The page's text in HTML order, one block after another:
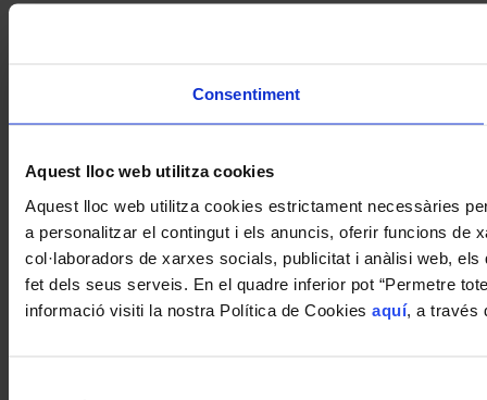
Consentiment
Aquest lloc web utilitza cookies
Aquest lloc web utilitza cookies estrictament necessàries
a personalitzar el contingut i els anuncis, oferir funcions de
col·laboradors de xarxes socials, publicitat i anàlisi web,
fet dels seus serveis. En el quadre inferior pot “Permetre
informació visiti la nostra Política de Cookies aquí, a través